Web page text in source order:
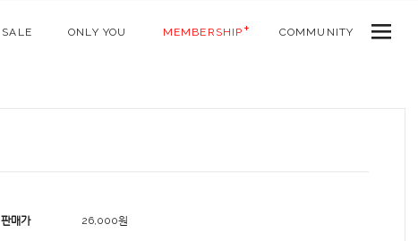
SALE ONLY YOU MEMBERSHIP COMMUNITY
판매가 26,000원